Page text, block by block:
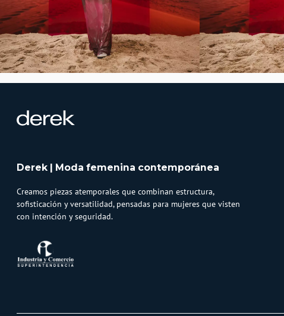
Derek | Moda femenina contemporánea
Creamos piezas atemporales que combinan estructura,
sofisticación y versatilidad, pensadas para mujeres que visten
con intención y seguridad.